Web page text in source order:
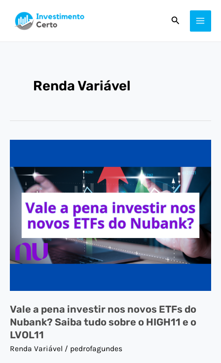
para
Pesquisar
Renda Variável
Vale a pena investir nos novos ETFs do
Nubank? Saiba tudo sobre o HIGH11 e o
LVOL11
Renda Variável / pedrofagundes
pena
investir
novos
Nubank?
o
HIGH11
e
o
de